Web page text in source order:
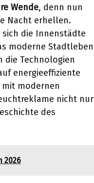
Wende, denn nun
Nacht erhellen.
sich die Innenstädte
moderne Stadtleben
die Technologien
energieeffiziente
mit modernen
nicht nur
des
2026